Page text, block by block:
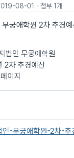
08-01 · 첨부 1개
궁애학원 2차 추경
법인 무궁애학원
2차 추경예산
이지
-무궁애학원-2차-